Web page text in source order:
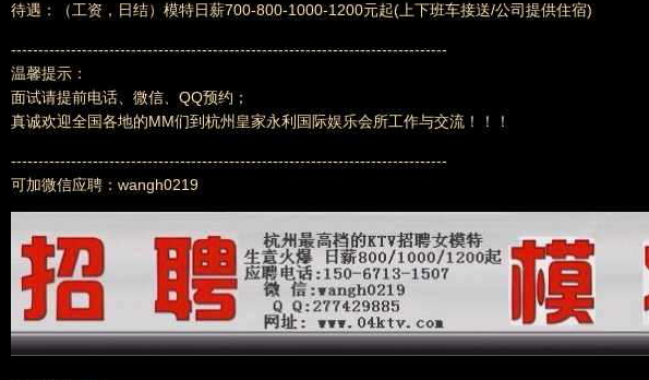
待遇：（工资，日结）模特日薪700-800-1000-1200元起(上下班车接送/公司提供住宿)
--------------------------------------------------------------------------------
温馨提示：
面试请提前电话、微信、QQ预约；
真诚欢迎全国各地的MM们到杭州皇家永利国际娱乐会所工作与交流！！！
--------------------------------------------------------------------------------
可加微信应聘：wangh0219